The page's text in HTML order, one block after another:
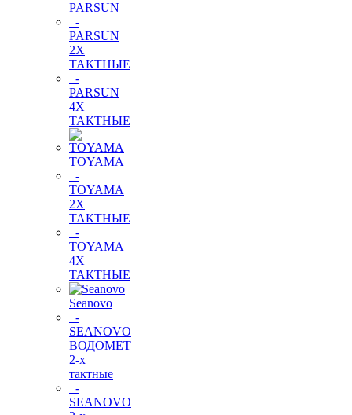
PARSUN
-
PARSUN
2Х
ТАКТНЫЕ
-
PARSUN
4Х
ТАКТНЫЕ
TOYAMA
-
TOYAMA
2Х
ТАКТНЫЕ
-
TOYAMA
4Х
ТАКТНЫЕ
Seanovo
-
SEANOVO
ВОДОМЕТ
2-х
тактные
-
SEANOVO